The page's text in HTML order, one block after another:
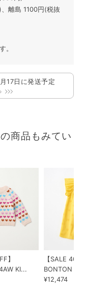
離島 1100円(税抜
。
17日 に発送予定
商品もみてい
】
KI...
【SALE
BONTON
¥12,474